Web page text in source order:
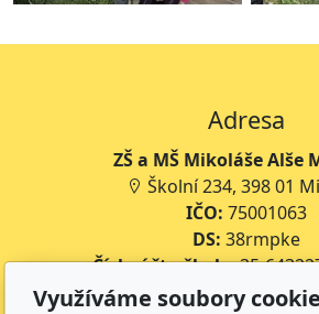
Adresa
ZŠ a MŠ Mikoláše Alše
Školní 234, 398 01
IČO: 75001063
DS: 38rmpke
Číslo účtu školy:35-
Číslo účtu jídelny:
Využíváme soubory